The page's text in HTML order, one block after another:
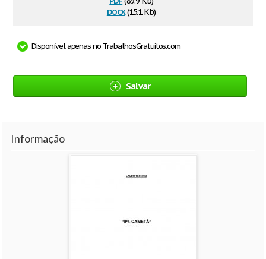
docx(15.1 Kb)
Disponível apenas no TrabalhosGratuitos.com
Salvar
Informação